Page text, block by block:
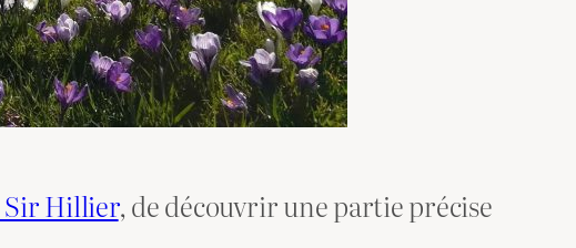
Sir Hillier, de découvrir une partie précise